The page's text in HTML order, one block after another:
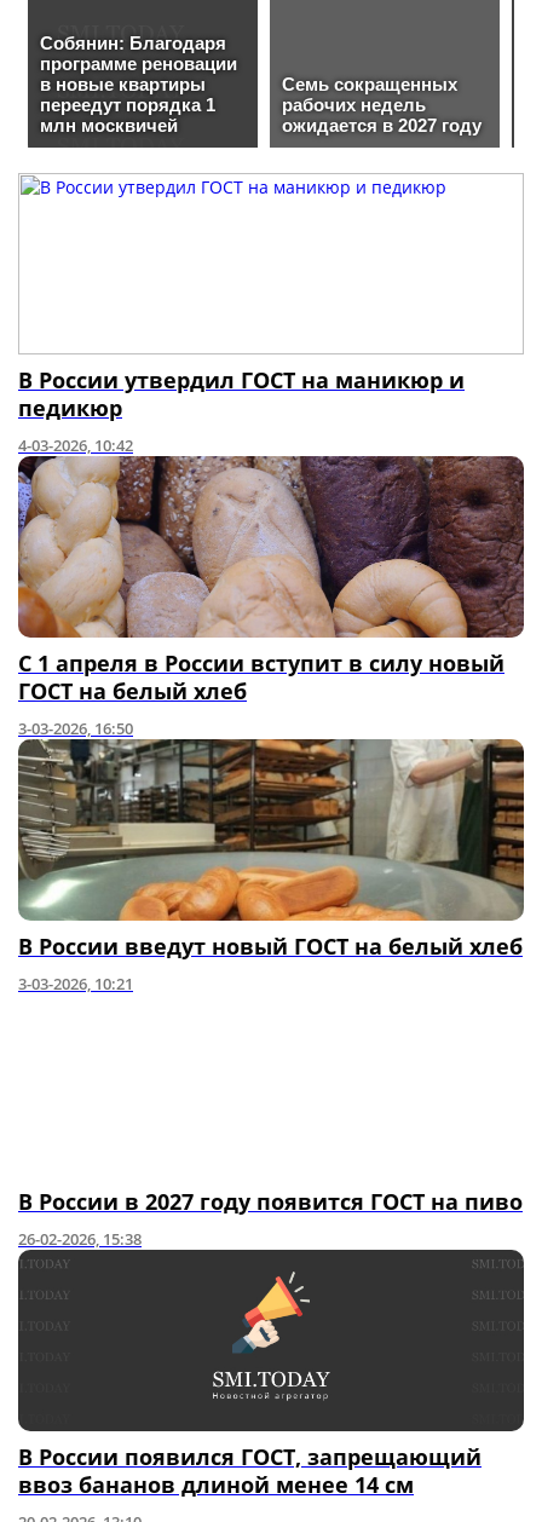
В России утвердил ГОСТ на маникюр и
педикюр
4-03-2026, 10:42
С 1 апреля в России вступит в силу новый
ГОСТ на белый хлеб
3-03-2026, 16:50
В России введут новый ГОСТ на белый хлеб
3-03-2026, 10:21
В России в 2027 году появится ГОСТ на пиво
26-02-2026, 15:38
В России появился ГОСТ, запрещающий
ввоз бананов длиной менее 14 см